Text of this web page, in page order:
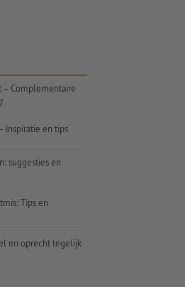
– Complementaire
inspiratie en tips
suggesties en
Tips en
en oprecht tegelijk